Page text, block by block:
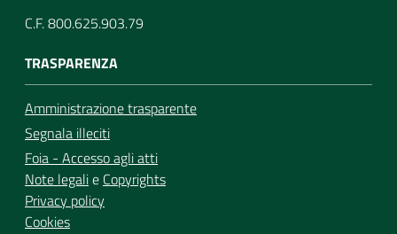
C.F. 800.625.903.79
TRASPARENZA
Amministrazione trasparente
Segnala illeciti
Foia - Accesso agli atti
Note legalie Copyrights
Privacy policy
Cookies